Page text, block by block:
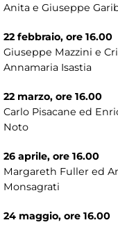
Anita e Giuseppe
22 febbraio, ore 16.00
Giuseppe Mazzini e
Annamaria Isastia
22 marzo, ore 16.00
Carlo Pisacane ed
Noto
26 aprile, ore 16.00
Margareth Fuller ed
Monsagrati
24 maggio, ore 16.00